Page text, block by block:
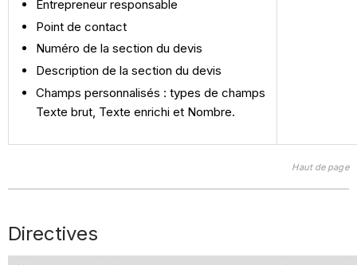
Entrepreneur responsable
Point de contact
Numéro de la section du devis
Description de la section du devis
Champs personnalisés : types de champs
Texte brut, Texte enrichi et Nombre.
Haut de page
Directives